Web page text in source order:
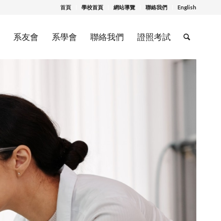
首頁 學校首頁 網站導覽 聯絡我們 English
系友會 系學會 聯絡我們 證照考試